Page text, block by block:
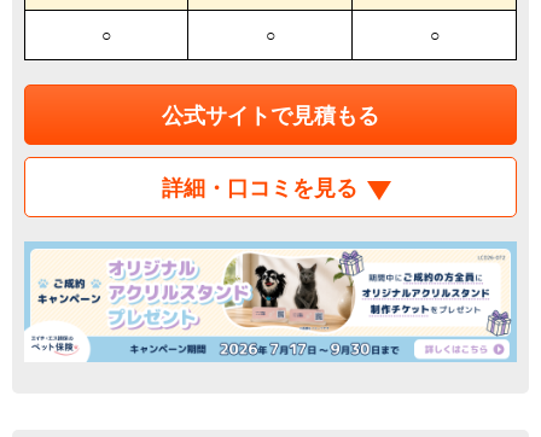
○ ○ ○
公式サイトで見積もる
詳細・口コミを見る